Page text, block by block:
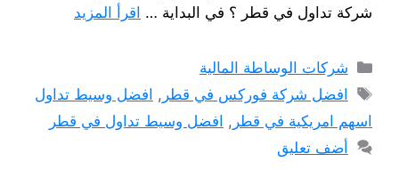
شركة تداول في قطر ؟ في البداية … اقرأ المزيد
التصنيفات
شركات الوساطة المالية
الوسوم
افضل شركة فوركس في قطر , افضل وسيط تداول
اسهم امريكية في قطر , افضل وسيط تداول في قطر
أضف تعليق